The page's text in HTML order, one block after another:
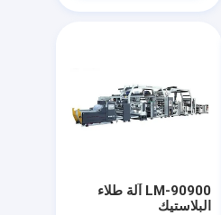
LM-90900 آلة طلاء
البلاستيك